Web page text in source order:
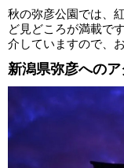
秋の弥彦公園では、
ど見どころが満載で
介していますので、
新潟県弥彦へのア